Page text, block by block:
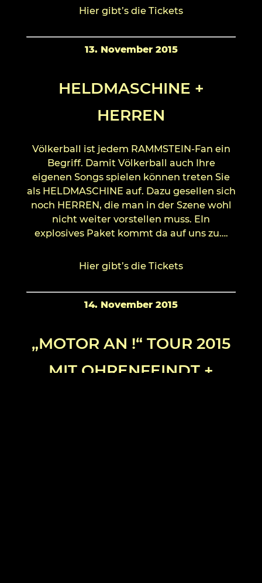
Hier gibt’s die Tickets
13. November 2015
HELDMASCHINE +
HERREN
Völkerball ist jedem RAMMSTEIN-Fan ein
Begriff. Damit Völkerball auch Ihre
eigenen Songs spielen können treten Sie
als HELDMASCHINE auf. Dazu gesellen sich
noch HERREN, die man in der Szene wohl
nicht weiter vorstellen muss. EIn
explosives Paket kommt da auf uns zu….
Hier gibt’s die Tickets
14. November 2015
„MOTOR AN !“ TOUR 2015
MIT OHRENFEINDT +